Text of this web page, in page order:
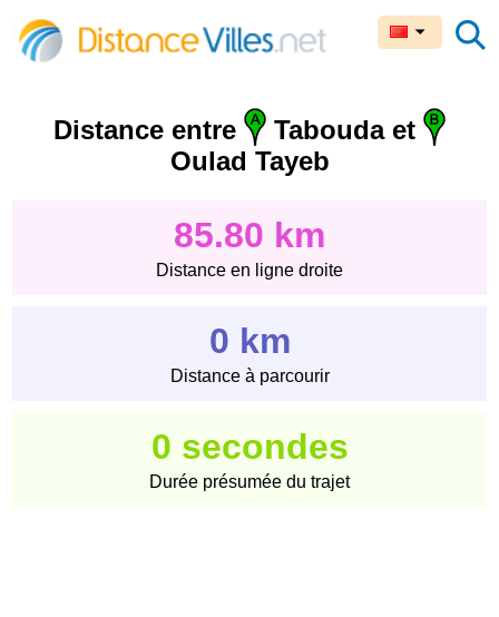
Distance entre
Tabouda et
Oulad Tayeb
85.80 km
Distance en ligne droite
0 km
Distance à parcourir
0 secondes
Durée présumée du trajet